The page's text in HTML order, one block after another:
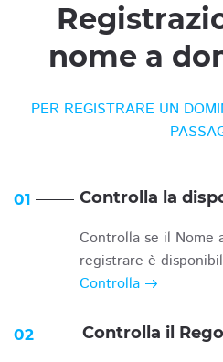
nome a
PER REGISTRARE UN
01 Controlla la
Controlla se il Nome
registrare è
Controlla
02 Controlla il